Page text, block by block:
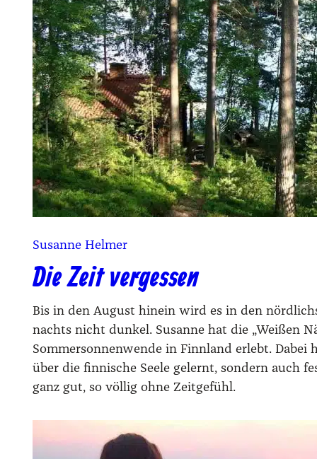
Susanne Helmer
Die Zeit vergessen
Bis in den August hinein wird es in den
nachts nicht dunkel. Susanne hat die „Weißen
Sommersonnenwende in Finnland erlebt. Dabei
über die finnische Seele gelernt, sondern auch
ganz gut, so völlig ohne Zeitgefühl.